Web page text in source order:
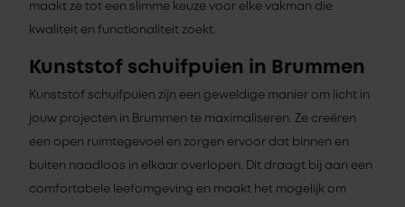
maakt ze tot een slimme keuze voor elke vakman die
kwaliteit en functionaliteit zoekt.
Kunststof schuifpuien in Brummen
Kunststof schuifpuien zijn een geweldige manier om licht in
jouw projecten in Brummen te maximaliseren. Ze creëren
een open ruimtegevoel en zorgen ervoor dat binnen en
buiten naadloos in elkaar overlopen. Dit draagt bij aan een
comfortabele leefomgeving en maakt het mogelijk om